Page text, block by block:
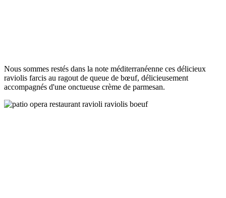
Nous sommes restés dans la note méditerranéenne ces délicieux
raviolis farcis au ragout de queue de bœuf, délicieusement
accompagnés d'une onctueuse crème de parmesan.